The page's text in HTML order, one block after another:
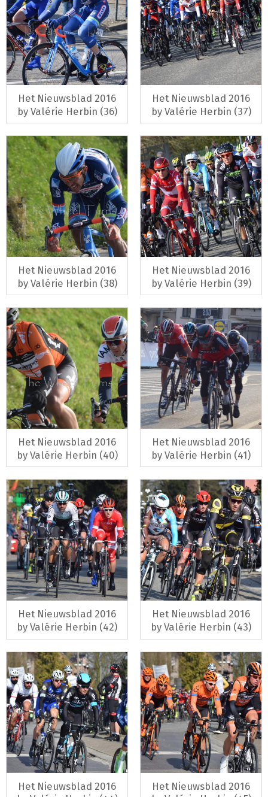
Het Nieuwsblad 2016
by Valérie Herbin (36)
Het Nieuwsblad 2016
by Valérie Herbin (37)
Het Nieuwsblad 2016
by Valérie Herbin (38)
Het Nieuwsblad 2016
by Valérie Herbin (39)
Het Nieuwsblad 2016
by Valérie Herbin (40)
Het Nieuwsblad 2016
by Valérie Herbin (41)
Het Nieuwsblad 2016
by Valérie Herbin (42)
Het Nieuwsblad 2016
by Valérie Herbin (43)
Het Nieuwsblad 2016
Het Nieuwsblad 2016